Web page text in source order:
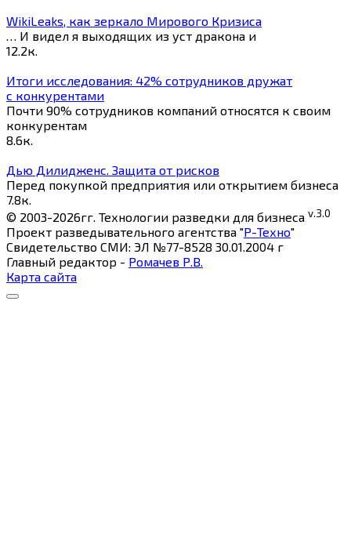
WikiLeaks, как зеркало Мирового Кризиса
… И видел я выходящих из уст дракона и
12.2к.
Итоги исследования: 42% сотрудников дружат
с конкурентами
Почти 90% сотрудников компаний относятся к своим
конкурентам
8.6к.
Дью Дилидженс. Защита от рисков
Перед покупкой предприятия или открытием бизнеса
7.8к.
© 2003-2026гг. Технологии разведки для бизнеса v.3.0
Проект разведывательного агентства "Р-Техно"
Свидетельство СМИ: ЭЛ №77-8528 30.01.2004 г
Главный редактор - Ромачев Р.В.
Карта сайта